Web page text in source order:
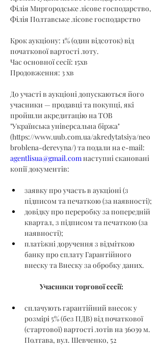
Філія Миргородське лісове господарство,
Філія Полтавське лісове господарство
Крок аукціону: 1% (один відсоток) від
початкової вартості лоту.
Час основної сесії: 15хв
Продовження: 3 хв
До участі в аукціоні допускаються його
учасники — продавці та покупці, які
пройшли акредитацію на ТОВ
"Українська універсальна біржа"
(https://www.uub.com.ua/akredytatsiya/neo
broblena-derevyna/) та подали на e-mail:
agentlisua@gmail.com наступні скановані
копії документів:
заявку про участь в аукціоні (з
підписом та печаткою (за наявності);
довідку про переробку за попередній
квартал, з підписом та печаткою (за
наявності);
платіжні доручення з відміткою
банку про сплату Гарантійного
внеску та Внеску за обробку даних.
Учасники торгової сесії:
сплачують гарантійний внесок у
розмірі 5% (без ПДВ) від початкової
(стартової) вартості лотів на 36039 м.
Полтава, вул. Шевченко, 52